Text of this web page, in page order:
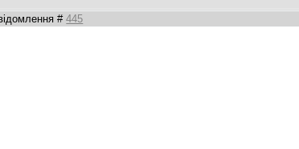
#445